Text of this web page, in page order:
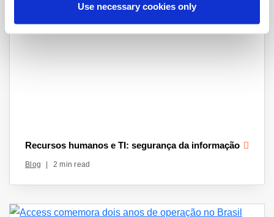
Use necessary cookies only
Recursos humanos e TI: segurança da informação
Blog | 2 min read